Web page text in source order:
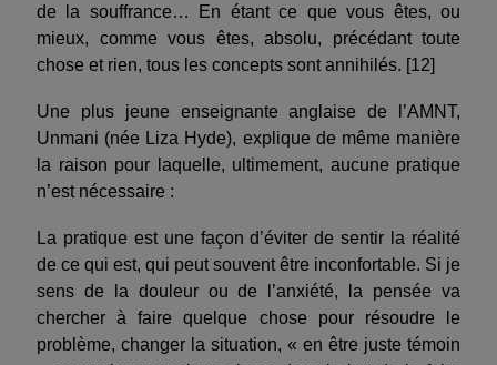
de la souffrance… En étant ce que vous êtes, ou
mieux, comme vous êtes, absolu, précédant toute
chose et rien, tous les concepts sont annihilés. [12]
Une plus jeune enseignante anglaise de l’AMNT,
Unmani (née Liza Hyde), explique de même manière
la raison pour laquelle, ultimement, aucune pratique
n’est nécessaire :
La pratique est une façon d’éviter de sentir la réalité
de ce qui est, qui peut souvent être inconfortable. Si je
sens de la douleur ou de l’anxiété, la pensée va
chercher à faire quelque chose pour résoudre le
problème, changer la situation, « en être juste témoin